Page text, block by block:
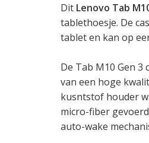
Dit Lenovo Tab
tablethoesje. De
tablet en kan op
De Tab M10 Gen
van een hoge
kusntstof houder
micro-fiber
auto-wake